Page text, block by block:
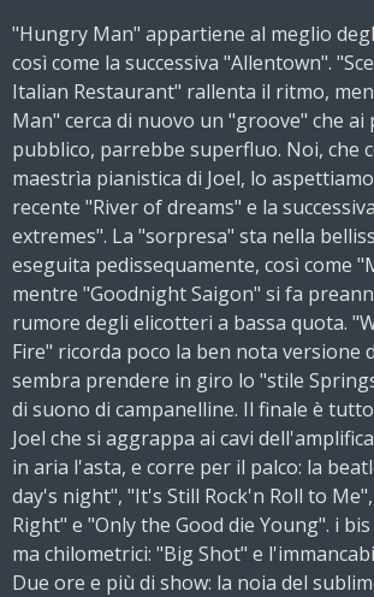
"Hungry Man" appartiene al meglio
così come la successiva "Allentown".
Italian Restaurant" rallenta il ritmo,
Man" cerca di nuovo un "groove" che ai
pubblico, parrebbe superfluo. Noi, che
maestrìa pianistica di Joel, lo
recente "River of dreams" e la
extremes". La "sorpresa" sta nella
eseguita pedissequamente, così come
mentre "Goodnight Saigon" si fa
rumore degli elicotteri a bassa quota.
Fire" ricorda poco la ben nota versione
sembra prendere in giro lo "stile
di suono di campanelline. Il finale è
Joel che si aggrappa ai cavi
in aria l'asta, e corre per il palco: la
day's night", "It's Still Rock'n Roll to
Right" e "Only the Good die Young". i
ma chilometrici: "Big Shot" e
Due ore e più di show: la noia del